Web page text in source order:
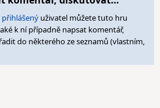
přihlášený uživatel můžete tuto hru
k ní případně napsat komentář,
do některého ze seznamů (vlastním,